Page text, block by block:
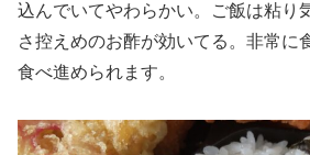
込んでいてやわらかい。ご飯は粘り
さ控えめのお酢が効いてる。非常に
食べ進められます。